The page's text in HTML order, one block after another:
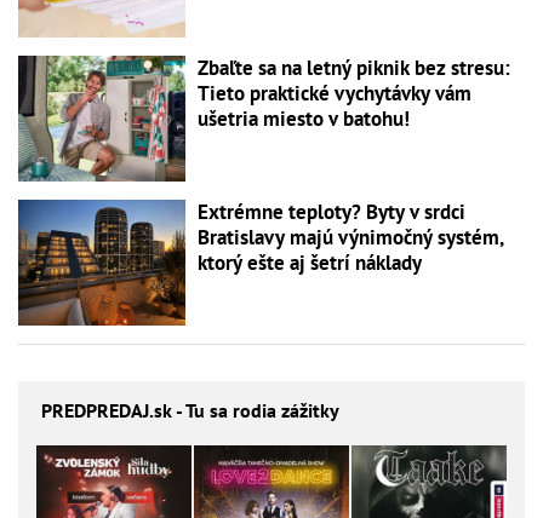
Zbaľte sa na letný piknik bez stresu:
Tieto praktické vychytávky vám
ušetria miesto v batohu!
Extrémne teploty? Byty v srdci
Bratislavy majú výnimočný systém,
ktorý ešte aj šetrí náklady
PREDPREDAJ.sk - Tu sa rodia zážitky